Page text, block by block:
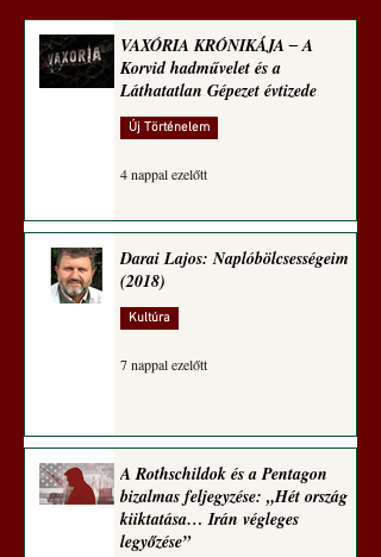
VAXÓRIA KRÓNIKÁJA ‒ A
Korvid hadművelet és a
Láthatatlan Gépezet évtizede
Új Történelem
4 nappal ezelőtt
Darai Lajos: Naplóbölcsességeim
(2018)
Kultúra
7 nappal ezelőtt
A Rothschildok és a Pentagon
bizalmas feljegyzése: „Hét ország
kiiktatása… Irán végleges
legyőzése”